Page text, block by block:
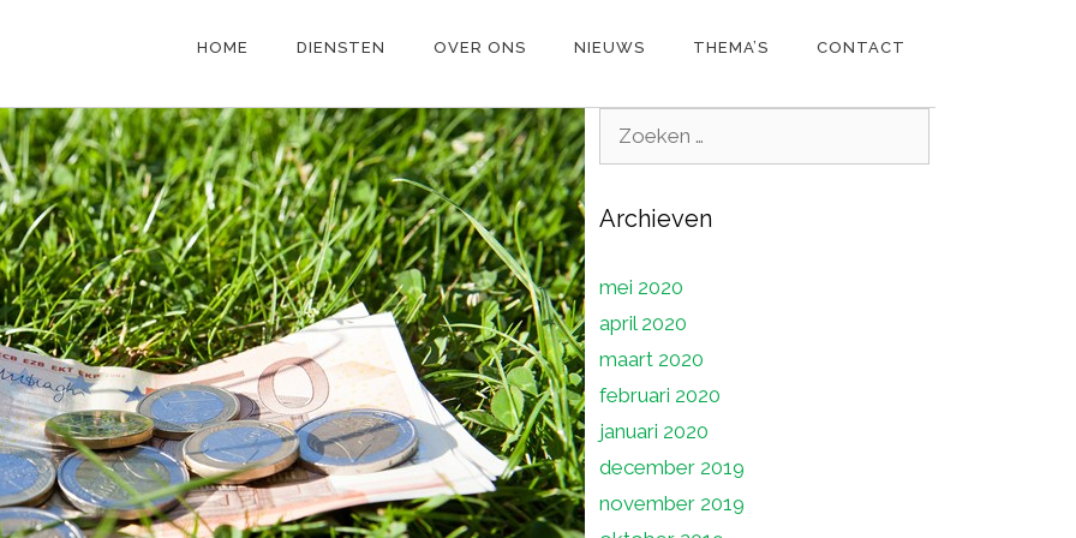
HOME DIENSTEN OVER ONS NIEUWS THEMA’S CONTACT
Archieven
mei 2020
april 2020
maart 2020
februari 2020
januari 2020
december 2019
november 2019